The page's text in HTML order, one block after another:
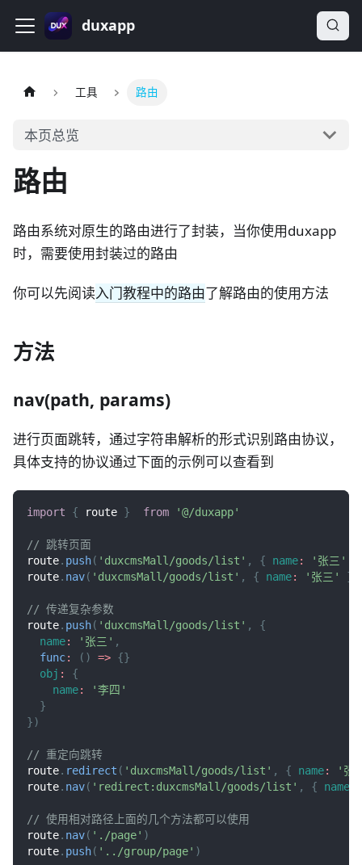
duxapp
工具 路由
本页总览
路由
路由系统对原生的路由进行了封装，当你使用duxapp
时，需要使用封装过的路由
你可以先阅读入门教程中的路由了解路由的使用方法
方法
nav(path, params)
进行页面跳转，通过字符串解析的形式识别路由协议，
具体支持的协议通过下面的示例可以查看到
import { route } from '@/duxapp'
// 跳转页面
route. push( 'duxcmsMall/goods/list' , { name: '张三'
route. nav( 'duxcmsMall/goods/list' , { name: '张三' }
// 传递复杂参数
route. push( 'duxcmsMall/goods/list' ,
{
name: '张三' ,
func: ( ) => {}
obj :
{
name:
'李四'
}
})
// 重定向跳转
route. redirect ( 'duxcmsMall/goods/list' , { name:
'张
route. nav( 'redirect:duxcmsMall/goods/list' , { name
// 使用相对路径上面的几个方法都可以使用
route. nav( './page' )
route. push( '../group/page' )